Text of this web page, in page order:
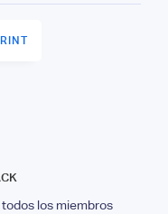
los miembros